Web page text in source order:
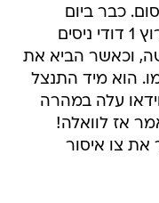
כבר ביום
חמישי דיווח כתב הפלילים של ערוץ 1 דודי ניסים
וכאשר הביא את
הוא מיד התנצל
עלה במהרה
אז לוואלה!
את צו איסור